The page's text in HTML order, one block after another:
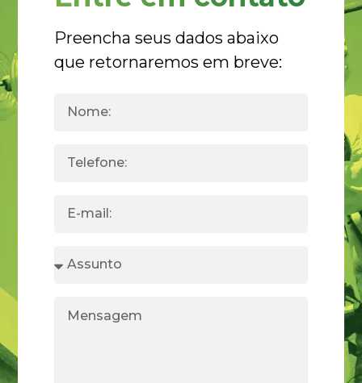
Preencha seus dados abaixo
que retornaremos em breve: